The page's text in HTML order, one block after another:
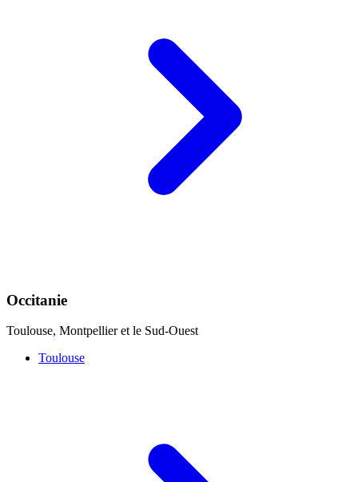
Occitanie
Toulouse, Montpellier et le Sud-Ouest
Toulouse